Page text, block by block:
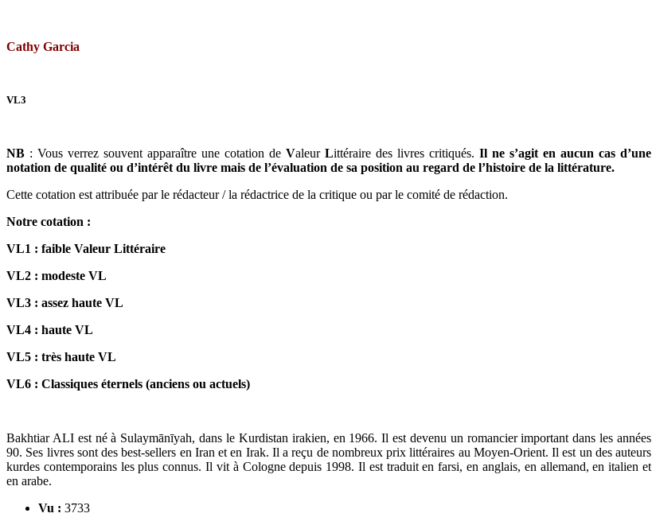
Cathy Garcia
VL3
NB : Vous verrez souvent apparaître une cotation de Valeur Littéraire des livres critiqués. Il ne s’agit en aucun cas d’une
notation de qualité ou d’intérêt du livre mais de l’évaluation de sa position au regard de l’histoire de la littérature.
Cette cotation est attribuée par le rédacteur / la rédactrice de la critique ou par le comité de rédaction.
Notre cotation :
VL1 : faible Valeur Littéraire
VL2 : modeste VL
VL3 : assez haute VL
VL4 : haute VL
VL5 : très haute VL
VL6 : Classiques éternels (anciens ou actuels)
Bakhtiar ALI est né à Sulaymānīyah, dans le Kurdistan irakien, en 1966. Il est devenu un romancier important dans les années
90. Ses livres sont des best-sellers en Iran et en Irak. Il a reçu de nombreux prix littéraires au Moyen-Orient. Il est un des auteurs
kurdes contemporains les plus connus. Il vit à Cologne depuis 1998. Il est traduit en farsi, en anglais, en allemand, en italien et
en arabe.
Vu : 3733